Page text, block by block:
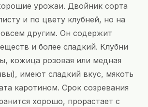
урожаи. Двойник сорта
и по цвету клубней, но на
другим. Он содержит
и более сладкий. Клубни
кожица розовая или медная
имеют сладкий вкус, мякоть
каротином. Срок созревания
хорошо, прорастает с